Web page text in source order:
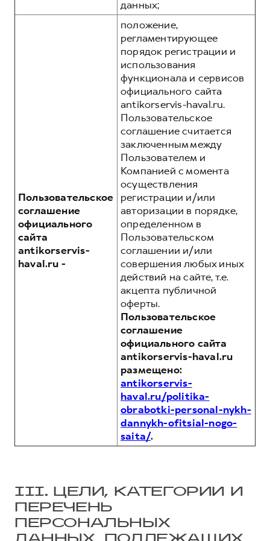
данных;
Пользовательское
соглашение
официального
сайта
antikorservis-
haval.ru -
положение,
регламентирующее
порядок регистрации и
использования
функционала и сервисов
официального сайта
antikorservis-haval.ru.
Пользовательское
соглашение считается
заключенным между
Пользователем и
Компанией с момента
осуществления
регистрации и/или
авторизации в порядке,
определенном в
Пользовательском
соглашении и/или
совершения любых иных
действий на сайте, т.е.
акцепта публичной
оферты.
Пользовательское
соглашение
официального сайта
antikorservis-haval.ru
размещено:
antikorservis-
haval.ru/politika-
obrabotki-personal-nykh-
dannykh-ofitsial-nogo-
saita/.
III. ЦЕЛИ, КАТЕГОРИИ И
ПЕРЕЧЕНЬ
ПЕРСОНАЛЬНЫХ